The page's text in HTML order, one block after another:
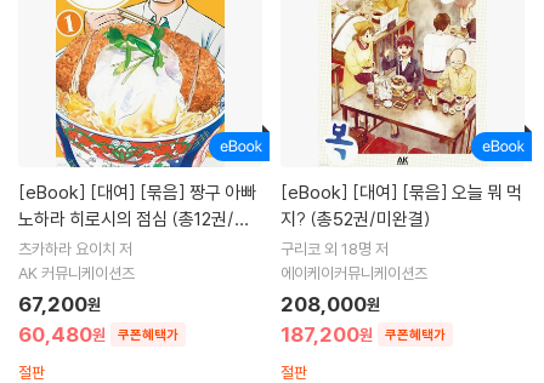
[eBook]
노하라 히로시의 점심 (총12권/미
완결)
츠카하라 요이치 저
AK 커뮤니케이션즈
60,480원 쿠폰혜택가
67,200원
절판
[eBook]
지? (총52권/미완결)
구리코 외 18명 저
에이케이커뮤니케이션즈
187,200원 쿠폰혜택가
208,000원
절판